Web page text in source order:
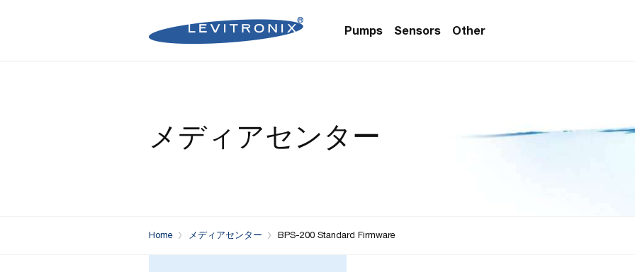
Pumps
Microelectronics Pumps (Solvent Applications)
Sensors
Microelectronics Clamp-On Flow Sensors
Bioprocessing Clamp-On Flow Sensors (First
Other
Bioprocessing Flow Controllers (Single-Use)
メディアセンター
Home メディアセンター BPS-200 Standard Firmware